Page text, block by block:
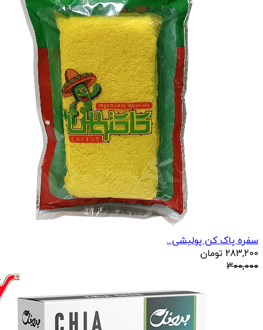
سفره پاک کن پولیشی...
283,200 تومان
300,000